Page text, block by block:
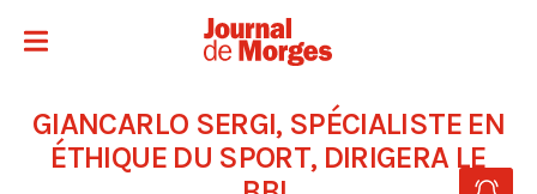
GIANCARLO SERGI, SPÉCIALISTE EN
ÉTHIQUE DU SPORT, DIRIGERA LE